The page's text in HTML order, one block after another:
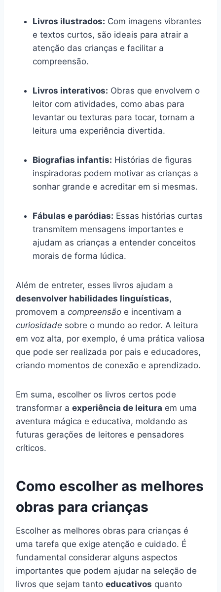
Livros ilustrados: Com imagens vibrantes
e textos curtos, são ideais para atrair a
atenção das crianças e facilitar a
compreensão.
Livros interativos: Obras que envolvem o
leitor com atividades, como abas para
levantar ou texturas para tocar, tornam a
leitura uma experiência divertida.
Biografias infantis: Histórias de figuras
inspiradoras podem motivar as crianças a
sonhar grande e acreditar em si mesmas.
Fábulas e paródias: Essas histórias curtas
transmitem mensagens importantes e
ajudam as crianças a entender conceitos
morais de forma lúdica.
Além de entreter, esses livros ajudam a
desenvolver habilidades linguísticas,
promovem a compreensão e incentivam a
curiosidade sobre o mundo ao redor. A leitura
em voz alta, por exemplo, é uma prática valiosa
que pode ser realizada por pais e educadores,
criando momentos de conexão e aprendizado.
Em suma, escolher os livros certos pode
transformar a experiência de leitura em uma
aventura mágica e educativa, moldando as
futuras gerações de leitores e pensadores
críticos.
Como escolher as melhores
obras para crianças
Escolher as melhores obras para crianças é
uma tarefa que exige atenção e cuidado. É
fundamental considerar alguns aspectos
importantes que podem ajudar na seleção de
livros que sejam tanto educativos quanto